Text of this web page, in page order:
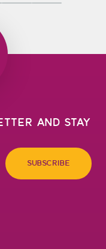
and stay
Subscribe